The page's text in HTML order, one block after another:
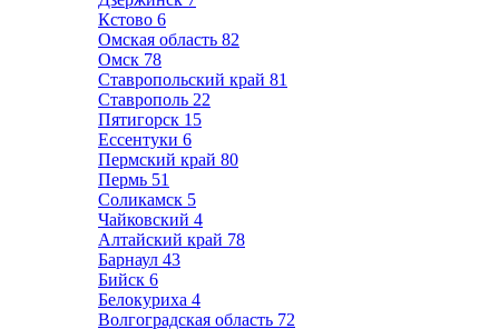
Кстово 6
Омская область 82
Омск 78
Ставропольский край 81
Ставрополь 22
Пятигорск 15
Ессентуки 6
Пермский край 80
Пермь 51
Соликамск 5
Чайковский 4
Алтайский край 78
Барнаул 43
Бийск 6
Белокуриха 4
Волгоградская область 72